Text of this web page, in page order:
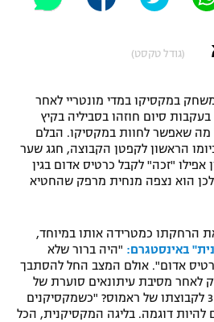
בפרסים
(גודל טקסט)
במקסיקו במדי מונטריי לאחר
סיום חוזהו בסביליה בקיץ
מה שאפשר לחוות במקסיקו. הבלם
מונה כבר ביומו הראשון לקפטן הקבוצה, חגג שער
אפילו "זכה" לקבל כרטיס אדום בגין
הוא נצפה מנחית מרפק שהחטיא
הרחקתו כמטרידה אותו במיוחד,
באינסטגרם: "היה ברור שלא
אדום". אולם המצב החל להסתבך
לאחר מסיבת עיתונאים סוערת של
מאמן פומאס שהפסידה 3:1 לקבוצתו של ראמוס? "כשמקסיקנים
להיות דוגמה. בליגה המקסיקנית, הכל